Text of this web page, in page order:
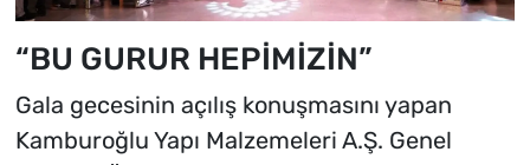
“BU GURUR HEPİMİZİN”
Gala gecesinin açılış konuşmasını yapan
Kamburoğlu Yapı Malzemeleri A.Ş. Genel